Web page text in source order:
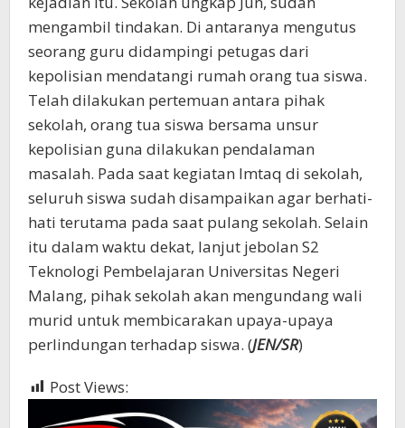
mengambil tindakan. Di antaranya mengutus
seorang guru didampingi petugas dari
kepolisian mendatangi rumah orang tua siswa.
Telah dilakukan pertemuan antara pihak
sekolah, orang tua siswa bersama unsur
kepolisian guna dilakukan pendalaman
masalah. Pada saat kegiatan Imtaq di sekolah,
seluruh siswa sudah disampaikan agar berhati-
hati terutama pada saat pulang sekolah. Selain
itu dalam waktu dekat, lanjut jebolan S2
Teknologi Pembelajaran Universitas Negeri
Malang, pihak sekolah akan mengundang wali
murid untuk membicarakan upaya-upaya
perlindungan terhadap siswa. (JEN/SR)
Post Views: